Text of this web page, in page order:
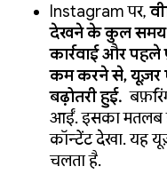
Instagram पर,
देखने के कुल समय में
कार्रवाई और
कम करने से, यूज़र
बढ़ोतरी हुई.
आईं. इसका मतलब
कॉन्टेंट देखा. यह
चलता है.